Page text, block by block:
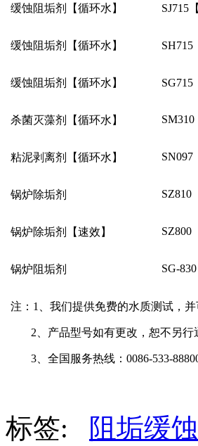
缓蚀阻垢剂【循环水】 SJ715
缓蚀阻垢剂【循环水】 SH715
缓蚀阻垢剂【循环水】 SG715
杀菌灭藻剂【循环水】 SM310
粘泥剥离剂【循环水】 SN097
锅炉除垢剂 SZ810
锅炉除垢剂【速效】 SZ800
锅炉阻垢剂 SG-830
注： 1 、我们提供免费的水质测试，
2 、产品型号如有更改，恕不另行
3 、全国服务热线： 0086-533-
标签:
阻垢缓